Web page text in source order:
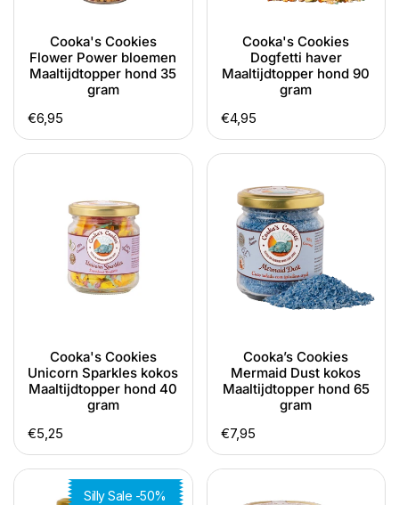
Cooka's Cookies
Flower Power bloemen
Maaltijdtopper hond 35
gram
Normale
prijs
€6,95
Cooka's Cookies
Dogfetti haver
Maaltijdtopper hond 90
gram
Normale
prijs
€4,95
Cooka's
Maaltijdtopper
Cooka's Cookies
Unicorn Sparkles kokos
Maaltijdtopper hond 40
gram
Normale
prijs
€5,25
Cooka’s
Cookies
Mermaid
kokos
Maaltijdtopper
Cooka’s Cookies
Mermaid Dust kokos
Maaltijdtopper hond 65
gram
Normale
prijs
€7,95
Cooka’s
Cookies
Silly Sale -50%
Cooka’s
Cookies